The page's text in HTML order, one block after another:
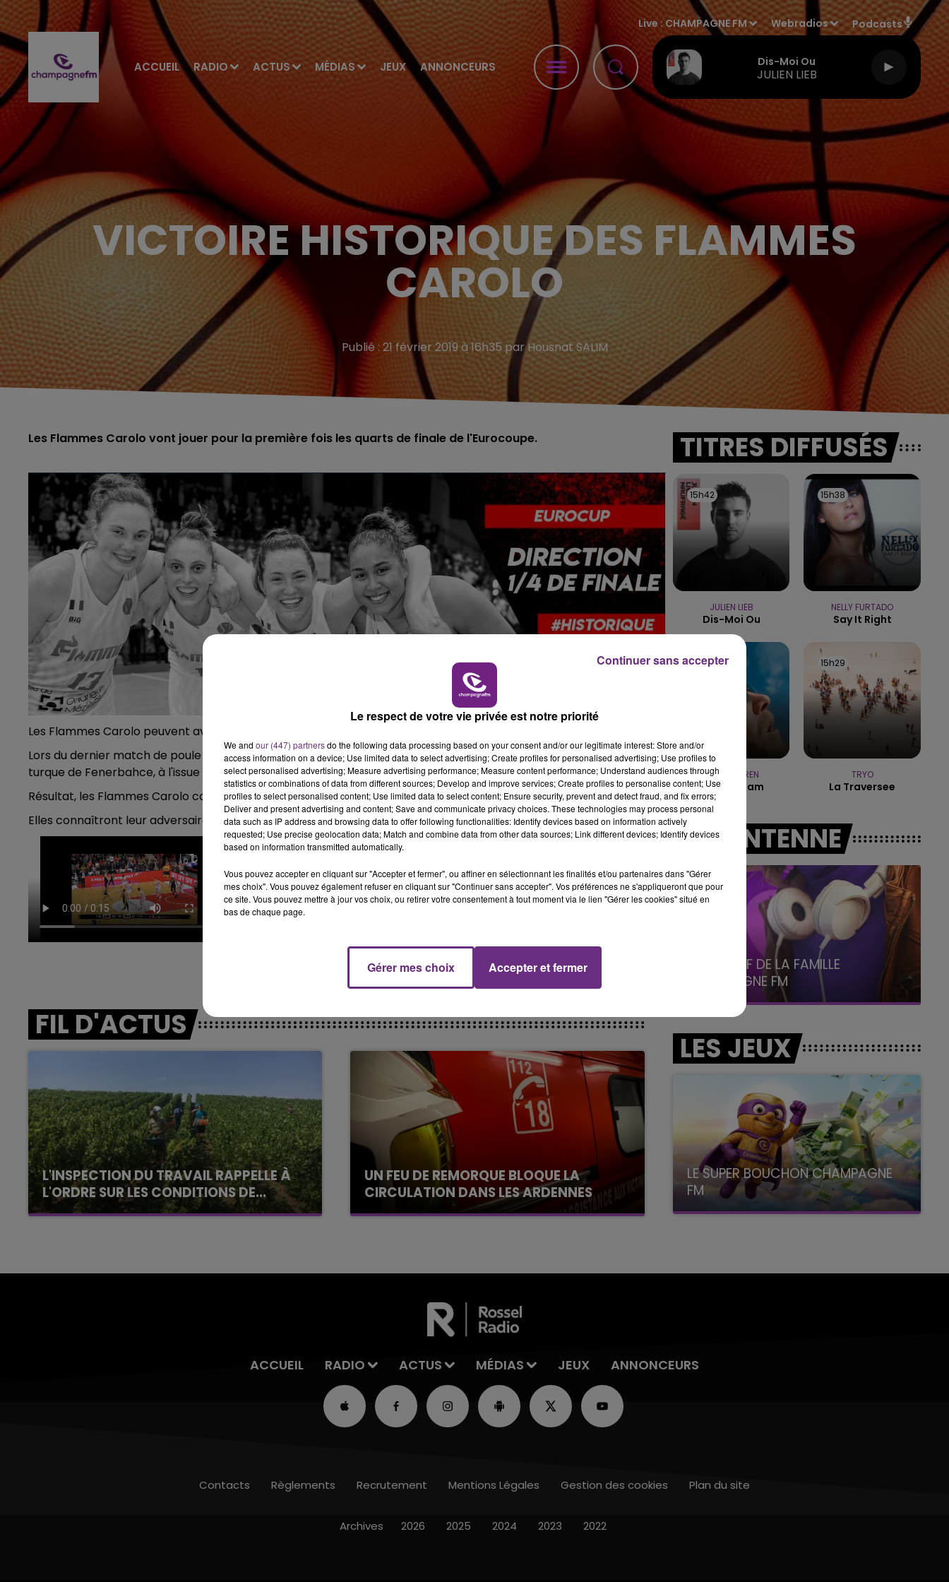
ACCUEIL RADIO ACTUS MÉDIAS JEUX ANNONCEURS
Live :CHAMPAGNE FM Webradios Podcasts
Dis-Moi Ou
JULIEN LIEB
15h00 - 19h00
CLUB CHAMPAGNE FM LA RADIO POP
LE
VICTOIRE HISTORIQUE DES FLAMMES
CAROLO
Publié : 21 février 2019 à 16h35 par Housnat SALIM
Les Flammes Carolo vont jouer pour la première fois les quarts de finale de l'Eurocoupe.
Les Flammes Carolo peuvent avoir le sourire au lendemain de leur exploit dans leur salle.
Lors du dernier match de poule de l’Euroligue, mercredi 20 février, elles ont fait tomber la redoutable équipe
turque de Fenerbahce, à l'issue des prolongations, le score 94-92.
Résultat, les Flammes Carolo continuent l’aventure européenne, mais cette fois en Eurocoupe.
Elles connaîtront leur adversaire des quarts de finale de la compétition, demain vendredi 21 février.
FIL D'ACTUS
L'INSPECTION DU TRAVAIL RAPPELLE À
L'ORDRE SUR LES CONDITIONS DE...
Alors que les dates de début des vendange
UN FEU DE REMORQUE BLOQUE LA
CIRCULATION DANS LES ARDENNES
Un feu de remorque s'est déclaré ce mercredi
TITRES DIFFUSÉS
15h42
15h42
JULIEN LIEB
Dis-Moi Ou
15h38
15h38
NELLY FURTADO
Say It Right
15h36
15h36
ALEX WARREN
Fever Dream
15h29
15h29
TRYO
La Traversee
A L'ANTENNE
5h00 - 6h00
LE BEST OF DE LA FAMILLE
CHAMPAGNE FM
La Famille
LES JEUX
LE SUPER BOUCHON CHAMPAGNE
FM
avec La Famille Champagne FM, à 8H10
ACCUEIL RADIO ACTUS MÉDIAS JEUX ANNONCEURS
Contacts Règlements Recrutement Mentions Légales Gestion des cookies Plan du site
Archives 2026 2025 2024 2023 2022
Le respect de votre vie privée est notre priorité
We and our (447) partnersdo the following data processing based on your consent and/or our legitimate interest: Store and/or
access information on a device; Use limited data to select advertising; Create profiles for personalised advertising; Use profiles to
select personalised advertising; Measure advertising performance; Measure content performance; Understand audiences through
statistics or combinations of data from different sources; Develop and improve services; Create profiles to personalise content; Use
profiles to select personalised content; Use limited data to select content; Ensure security, prevent and detect fraud, and fix errors;
Deliver and present advertising and content; Save and communicate privacy choices. These technologies may process personal
data such as IP address and browsing data to offer following functionalities: Identify devices based on information actively
requested; Use precise geolocation data; Match and combine data from other data sources; Link different devices; Identify devices
based on information transmitted automatically.
Vous pouvez accepter en cliquant sur "Accepter et fermer", ou affiner en sélectionnant les finalités et/ou partenaires dans "Gérer
mes choix". Vous pouvez également refuser en cliquant sur "Continuer sans accepter". Vos préférences ne s'appliqueront que pour
ce site. Vous pouvez mettre à jour vos choix, ou retirer votre consentement à tout moment via le lien "Gérer les cookies" situé en
bas de chaque page.
Gérer mes choix Accepter et fermer
Continuer sans accepter